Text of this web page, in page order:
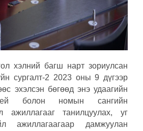
хэлний багш нарт зориулсан
сургалт-2 2023 оны 9 дүгээр
эхэлсэн бөгөөд энэ удаагийн
болон номын сангийн
ажиллагааг танилцуулах, уг
ажиллагаагаар дамжуулан